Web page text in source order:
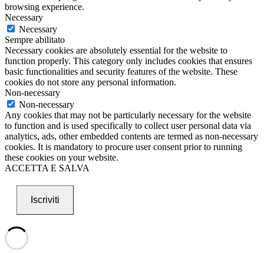
browsing experience.
Necessary
Necessary
Sempre abilitato
Necessary cookies are absolutely essential for the website to
function properly. This category only includes cookies that ensures
basic functionalities and security features of the website. These
cookies do not store any personal information.
Non-necessary
Non-necessary
Any cookies that may not be particularly necessary for the website
to function and is used specifically to collect user personal data via
analytics, ads, other embedded contents are termed as non-necessary
cookies. It is mandatory to procure user consent prior to running
these cookies on your website.
ACCETTA E SALVA
Iscriviti